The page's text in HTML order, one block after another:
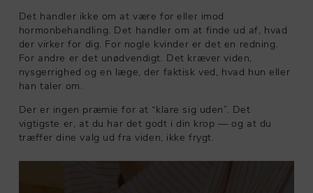
Det handler ikke om at være for eller imod
hormonbehandling. Det handler om at finde ud af, hvad
der virker for dig. For nogle kvinder er det en redning.
For andre er det unødvendigt. Det kræver viden,
nysgerrighed og en læge, der faktisk ved, hvad hun eller
han taler om.
Der er ingen præmie for at “klare sig uden”. Det
vigtigste er, at du har det godt i din krop — og at du
træffer dine valg ud fra viden, ikke frygt.